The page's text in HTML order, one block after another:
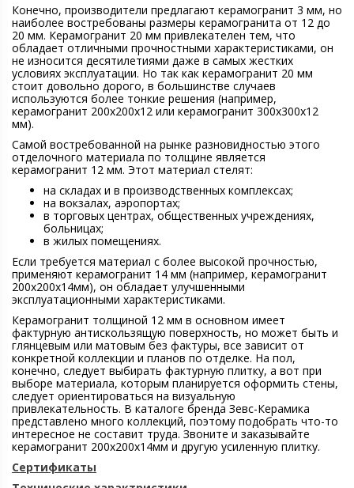
Конечно, производители предлагают керамогранит 3 мм, но
наиболее востребованы размеры керамогранита от 12 до
20 мм. Керамогранит 20 мм привлекателен тем, что
обладает отличными прочностными характеристиками, он
не износится десятилетиями даже в самых жестких
условиях эксплуатации. Но так как керамогранит 20 мм
стоит довольно дорого, в большинстве случаев
используются более тонкие решения (например,
керамогранит 200х200х12 или керамогранит 300х300х12
мм).
Самой востребованной на рынке разновидностью этого
отделочного материала по толщине является
керамогранит 12 мм. Этот материал стелят:
на складах и в производственных комплексах;
на вокзалах, аэропортах;
в торговых центрах, общественных учреждениях,
больницах;
в жилых помещениях.
Если требуется материал с более высокой прочностью,
применяют керамогранит 14 мм (например, керамогранит
200х200х14мм), он обладает улучшенными
эксплуатационными характеристиками.
Керамогранит толщиной 12 мм в основном имеет
фактурную антискользящую поверхность, но может быть и
глянцевым или матовым без фактуры, все зависит от
конкретной коллекции и планов по отделке. На пол,
конечно, следует выбирать фактурную плитку, а вот при
выборе материала, которым планируется оформить стены,
следует ориентироваться на визуальную
привлекательность. В каталоге бренда Зевс-Керамика
представлено много коллекций, поэтому подобрать что-то
интересное не составит труда. Звоните и заказывайте
керамогранит 200х200х14мм и другую усиленную плитку.
Сертификаты